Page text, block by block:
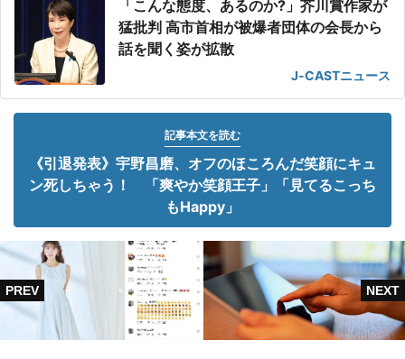
「こんな態度、あるのか?」芥川賞作家が
猛批判 高市首相が被爆者団体の会長から
話を聞く姿が拡散
J-CASTニュース
記事本文を読む
《引退発表》宇野昌磨、オフのほころんだ笑顔にキュ
ン死しちゃう！ 「爽やか笑顔王子」「見てるこっち
もHappy」